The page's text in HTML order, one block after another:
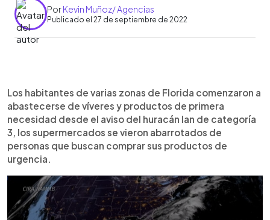
PorKevin Muñoz/ Agencias
Publicado el 27 de septiembre de 2022
► Escuchar artículo
Los habitantes de varias zonas de Florida comenzaron a
abastecerse de víveres y productos de primera
necesidad desde el aviso del huracán Ian de categoría
3, los supermercados se vieron abarrotados de
personas que buscan comprar sus productos de
urgencia.